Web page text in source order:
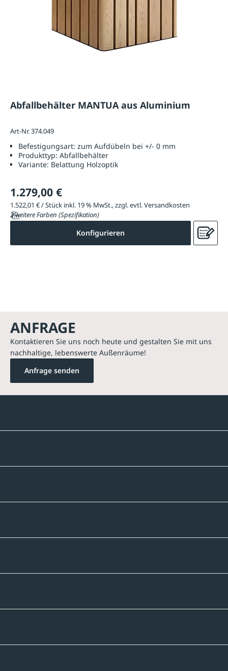
Abfallbehälter MANTUA aus Aluminium
Art-Nr. 374.049
Befestigungsart: zum Aufdübeln bei +/- 0 mm
Produkttyp: Abfallbehälter
Variante: Belattung Holzoptik
1.279,00 €
1.522,01 € / Stück inkl. 19 % MwSt., zzgl. evtl. Versandkosten
2 weitere Farben (Spezifikation)
Konfigurieren
ANFRAGE
Kontaktieren Sie uns noch heute und gestalten Sie mit uns
nachhaltige, lebenswerte Außenräume!
Anfrage senden